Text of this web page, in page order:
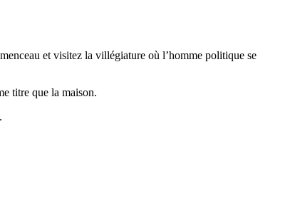
et visitez la villégiature où l’homme politique se
titre que la maison.